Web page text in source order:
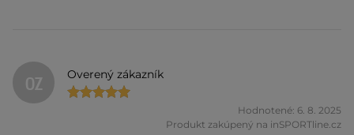
OZ Overený zákazník
Hodnotené: 6. 8. 2025
Produkt zakúpený na inSPORTline.cz